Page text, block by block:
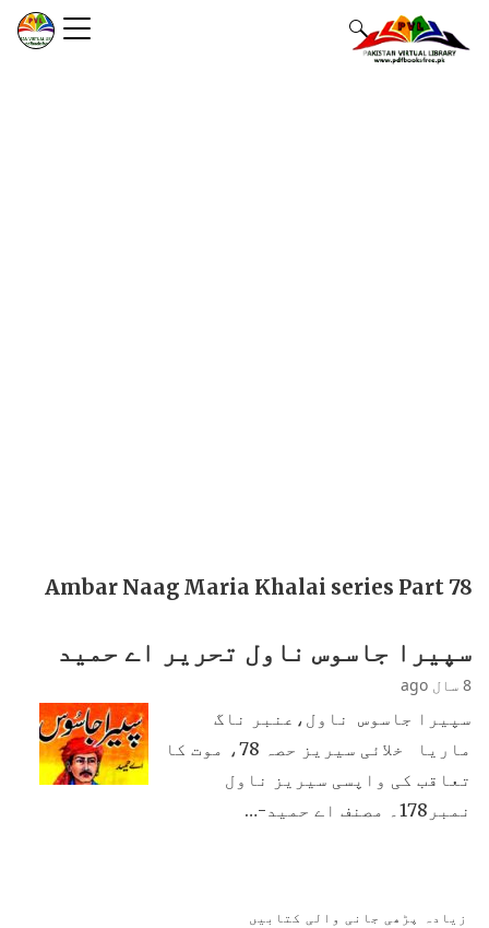
Ambar Naag Maria Khalai series Part 78
سپیرا جاسوس ناول تحریر اے حمید
8 سال ago
سپیرا جاسوس ناول،عنبر ناگ
ماریا خلائی سیریز حصہ 78، موت کا
تعاقب کی واپسی سیریز ناول
نمبر178۔ مصنف اے حمید-…
زیادہ پڑھی جانی والی کتابیں